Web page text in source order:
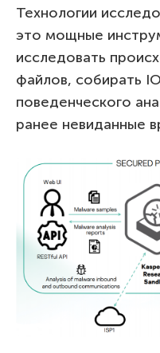
Технологии
это мощные
исследовать
файлов, собирать
поведенческого
ранее невиданные